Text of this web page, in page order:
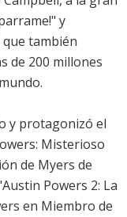
y
que también
de 200 millones
y protagonizó el
Misterioso
de Myers de
Powers 2: La
en Miembro de